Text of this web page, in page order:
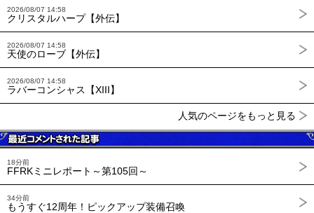
2026/08/07 14:58
クリスタルハープ【外伝】
2026/08/07 14:58
天使のローブ【外伝】
2026/08/07 14:58
ラバーコンシャス【XIII】
人気のページをもっと見る
18分前
FFRKミニレポート～第105回～
34分前
もうすぐ12周年！ピックアップ装備召喚